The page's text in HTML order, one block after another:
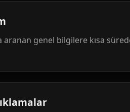
aranan genel bilgilere kısa